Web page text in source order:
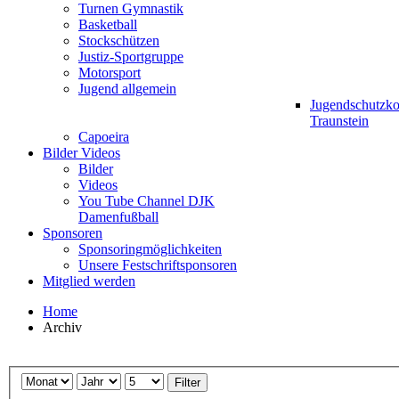
Turnen Gymnastik
Basketball
Stockschützen
Justiz-Sportgruppe
Motorsport
Jugend allgemein
Traunstein
Capoeira
Bilder Videos
Bilder
Videos
You Tube Channel DJK
Damenfußball
Sponsoren
Sponsoringmöglichkeiten
Unsere Festschriftsponsoren
Mitglied werden
Home
Archiv
Filter